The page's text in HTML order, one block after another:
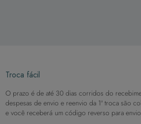
Troca fácil
O prazo é de até 30 dias corridos do
despesas de envio e reenvio da 1ª troca são
e você receberá um código reverso para